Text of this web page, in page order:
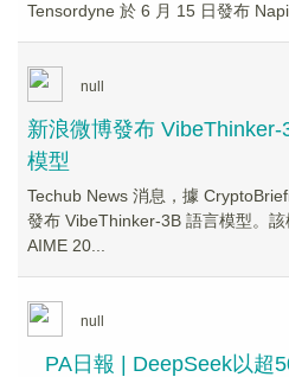
Tensordyne 於 6 月 15 日發布
null
新浪微博發布
模型
Techub News 消息，據
發布 VibeThinker-3B 語言模型。
AIME 20...
null
PA日報 | DeepSeek以超